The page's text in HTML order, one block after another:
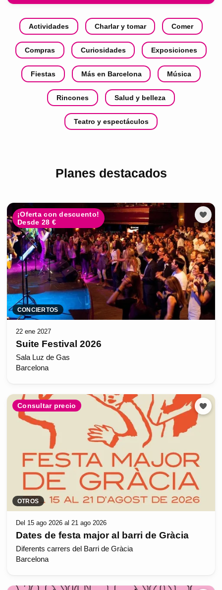
Actividades Charlar y tomar Comer
Compras Curiosidades Exposiciones
Fiestas Más en Barcelona Música
Rincones Salud y belleza
Teatro y espectáculos
Planes destacados
¡Oferta con descuento!
Desde 28 €
CONCIERTOS
22 ene 2027
Suite Festival 2026
Sala Luz de Gas
Barcelona
Consultar precio
OTROS
Del 15 ago 2026 al 21 ago 2026
Dates de festa major al barri de Gràcia
Diferents carrers del Barri de Gràcia
Barcelona